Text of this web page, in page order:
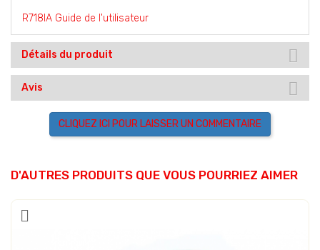
R718IA Guide de l'utilisateur
Détails du produit
Avis
CLIQUEZ ICI POUR LAISSER UN COMMENTAIRE
D'AUTRES PRODUITS QUE VOUS POURRIEZ AIMER